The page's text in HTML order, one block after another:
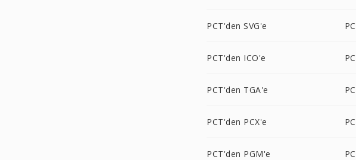
PCT'den SVG'e
PCT'den ICO'e
PCT'den TGA'e
PCT'den PCX'e
PCT'den PGM'e